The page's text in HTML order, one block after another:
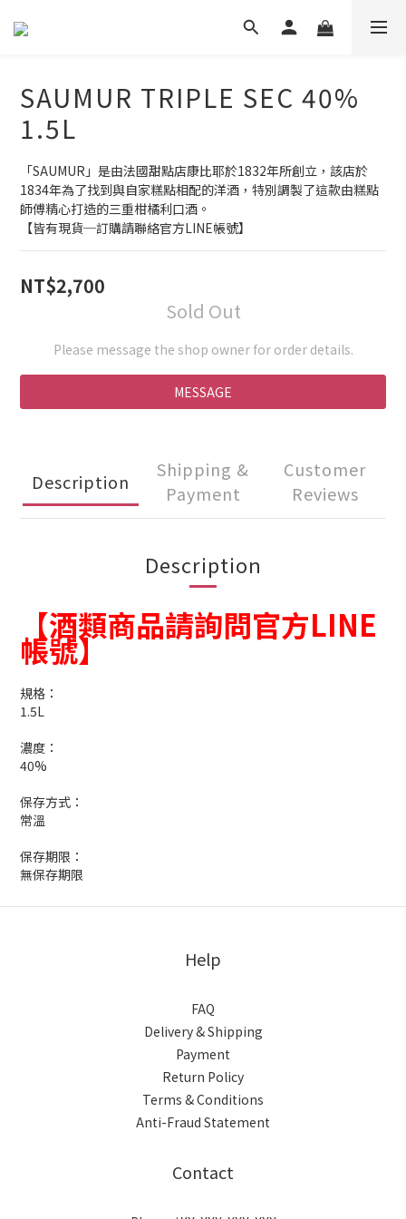
SAUMUR TRIPLE SEC 40%
1.5L
「SAUMUR」是由法國甜點店康比耶於1832年所創立，該店於
1834年為了找到與自家糕點相配的洋酒，特別調製了這款由糕點
師傅精心打造的三重柑橘利口酒。
【皆有現貨─訂購請聯絡官方LINE帳號】
NT$2,700
Sold Out
Please message the shop owner for order details.
MESSAGE
Description
Shipping &
Payment
Customer
Reviews
Description
【酒類商品請詢問官方LINE
帳號】
規格：
1.5L
濃度：
40%
保存方式：
常溫
保存期限：
無保存期限
Help
FAQ
Delivery & Shipping
Payment
Return Policy
Terms & Conditions
Anti-Fraud Statement
Contact